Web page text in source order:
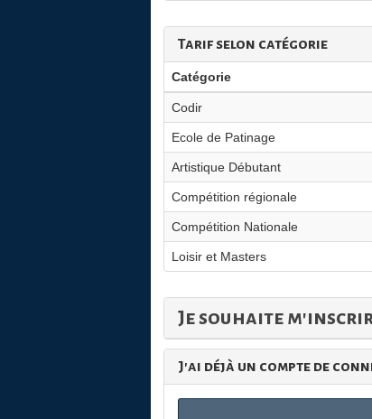
Tarif selon catégorie
Catégorie
Codir
Ecole de Patinage
Artistique Débutant
Compétition régionale
Compétition Nationale
Loisir et Masters
Je souhaite
J'ai déjà un compte de